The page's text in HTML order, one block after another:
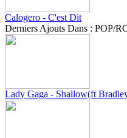
Calogero - C'est Dit
Derniers Ajouts Dans : POP/
Lady Gaga - Shallow(ft